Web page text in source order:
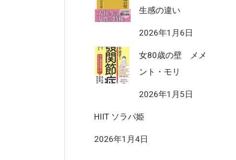
生感の違い
2026年1月6日
女80歳の壁 メメ
ント・モリ
2026年1月5日
HIIT ソラパ姫
2026年1月4日